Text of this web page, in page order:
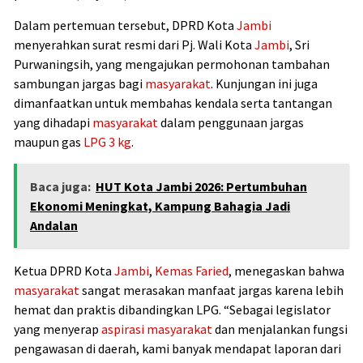
Dalam pertemuan tersebut, DPRD Kota Jambi
menyerahkan surat resmi dari Pj. Wali Kota Jambi, Sri
Purwaningsih, yang mengajukan permohonan tambahan
sambungan jargas bagi masyarakat. Kunjungan ini juga
dimanfaatkan untuk membahas kendala serta tantangan
yang dihadapi masyarakatdalam penggunaan jargas
maupun gas LPG 3 kg.
Baca juga: HUT Kota Jambi 2026: Pertumbuhan
Ekonomi Meningkat, Kampung Bahagia Jadi
Andalan
Ketua DPRD Kota Jambi, Kemas Faried, menegaskan bahwa
masyarakatsangat merasakan manfaat jargas karena lebih
hemat dan praktis dibandingkan LPG. “Sebagai legislator
yang menyerap aspirasi masyarakatdan menjalankan fungsi
pengawasan di daerah, kami banyak mendapat laporan dari